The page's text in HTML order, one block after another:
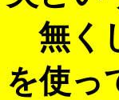
無く
を使っ